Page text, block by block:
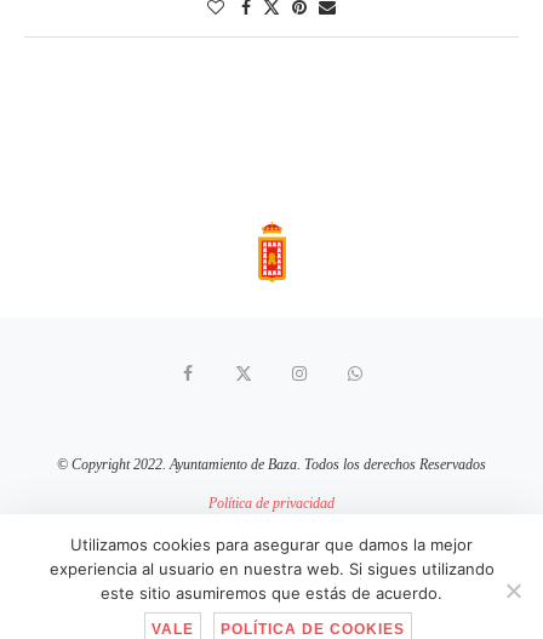
© Copyright 2022. Ayuntamiento de Baza. Todos los derechos Reservados
Política de privacidad
Política de cookies
sitio web mantenido por pixelcero.com
IR ARRIBA
Utilizamos cookies para asegurar que damos la mejor
experiencia al usuario en nuestra web. Si sigues utilizando
este sitio asumiremos que estás de acuerdo.
VALE POLÍTICA DE COOKIES